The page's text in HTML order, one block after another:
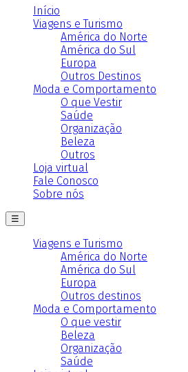
Início
Viagens e Turismo
América do Norte
América do Sul
Europa
Outros Destinos
Moda e Comportamento
O que Vestir
Saúde
Organização
Beleza
Outros
Loja virtual
Fale Conosco
Sobre nós
☰
Viagens e Turismo
América do Norte
América do Sul
Europa
Outros destinos
Moda e Comportamento
O que vestir
Beleza
Organização
Saúde